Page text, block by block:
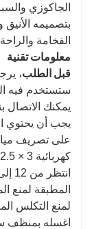
الجاكوزي
بتصميمه الأنيق
الفخامة
معلومات تقنية
قبل الطلب،
ستستخدم فيه
يمكنك الاتصال
يجب أن يحتوي
كهربائية 3 × 2.5 ووصلات تركيب ساخنة وباردة
المطبقة لمنع
لمنع التكلس
اغسله بمنظف